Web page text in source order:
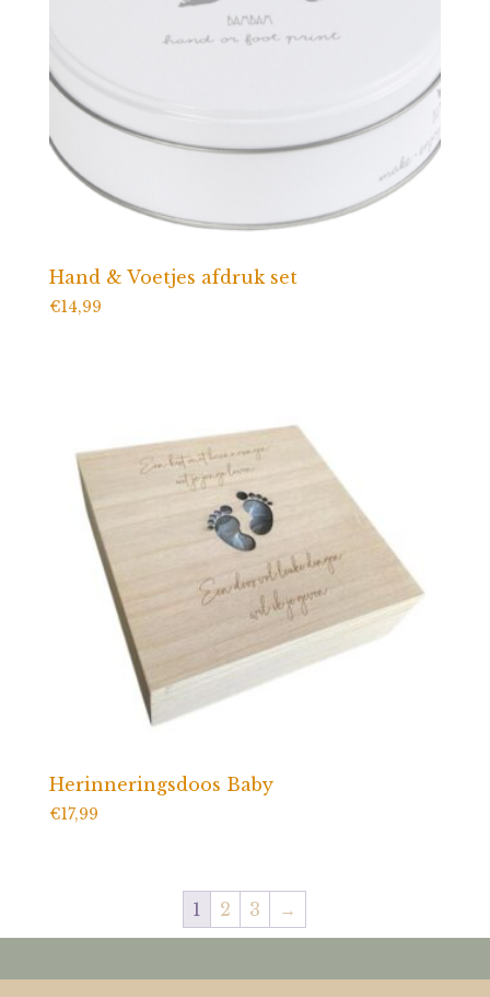
Hand & Voetjes afdruk set
€14,99
Herinneringsdoos Baby
€17,99
1 2 3 →